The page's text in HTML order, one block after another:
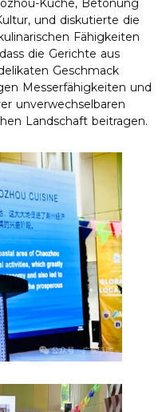
Küche, Betonung
und diskutierte die
Fähigkeiten
die Gerichte aus
Geschmack
Messerfähigkeiten und
unverwechselbaren
Landschaft beitragen.